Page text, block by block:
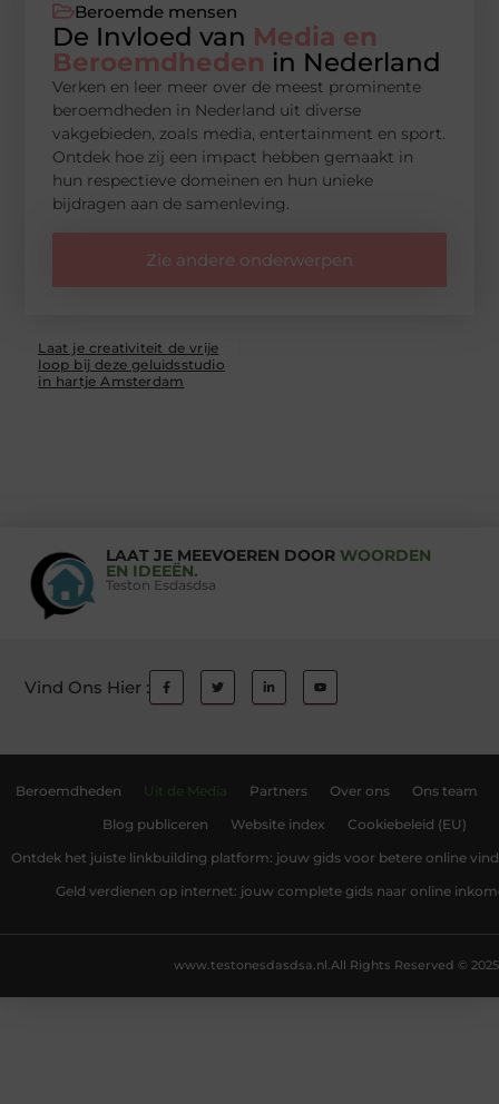
Beroemde mensen
De Invloed van Media en
Beroemdheden in Nederland
Verken en leer meer over de meest prominente
beroemdheden in Nederland uit diverse
vakgebieden, zoals media, entertainment en sport.
Ontdek hoe zij een impact hebben gemaakt in
hun respectieve domeinen en hun unieke
bijdragen aan de samenleving.
Zie andere onderwerpen
Laat je creativiteit de vrije
loop bij deze geluidsstudio
in hartje Amsterdam
LAAT JE MEEVOEREN DOOR WOORDEN
EN IDEEËN.
Teston Esdasdsa
Vind Ons Hier :
Beroemdheden Uit de Media Partners Over ons Ons team
Blog publiceren Website index Cookiebeleid (EU)
Ontdek het juiste linkbuilding platform: jouw gids voor betere online
Geld verdienen op internet: jouw complete gids naar online
All Rights Reserved © 2025
www.testonesdasdsa.nl.